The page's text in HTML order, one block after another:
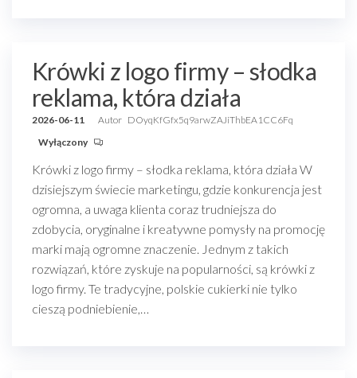
Krówki z logo firmy – słodka
reklama, która działa
2026-06-11 Autor DOyqKfGfx5q9arwZAJiThbEA1CC6Fq
Wyłączony
Krówki z logo firmy – słodka reklama, która działa W
dzisiejszym świecie marketingu, gdzie konkurencja jest
ogromna, a uwaga klienta coraz trudniejsza do
zdobycia, oryginalne i kreatywne pomysły na promocję
marki mają ogromne znaczenie. Jednym z takich
rozwiązań, które zyskuje na popularności, są krówki z
logo firmy. Te tradycyjne, polskie cukierki nie tylko
cieszą podniebienie,…